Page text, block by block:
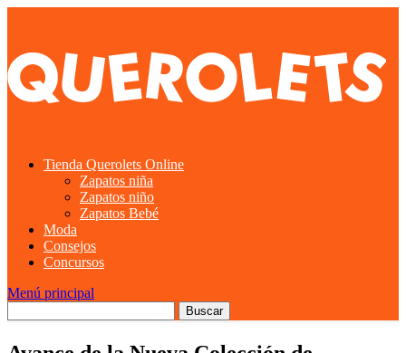
Tienda Querolets Online
Zapatos niña
Zapatos niño
Zapatos Bebé
Moda
Consejos
Concursos
Menú principal